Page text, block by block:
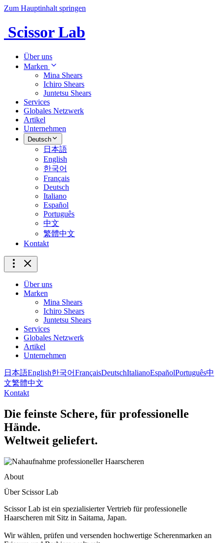
Zum Hauptinhalt springen
Scissor Lab
Über uns
Marken
Mina Shears
Ichiro Shears
Juntetsu Shears
Services
Globales Netzwerk
Artikel
Unternehmen
Deutsch
日本語
English
한국어
Français
Deutsch
Italiano
Español
Português
中文
繁體中文
Kontakt
Über uns
Marken
Mina Shears
Ichiro Shears
Juntetsu Shears
Services
Globales Netzwerk
Artikel
Unternehmen
日本語English한국어FrançaisDeutschItalianoEspañolPortuguês中
文繁體中文
Kontakt
Die feinste Schere, für professionelle
Hände.
Weltweit geliefert.
About
Über Scissor Lab
Scissor Lab ist ein spezialisierter Vertrieb für professionelle
Haarscheren mit Sitz in Saitama, Japan.
Wir wählen, prüfen und versenden hochwertige Scherenmarken an